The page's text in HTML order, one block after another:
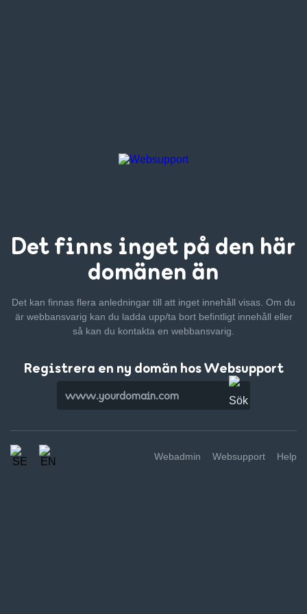
Det finns inget på den här
domänen än
Det kan finnas flera anledningar till att inget innehåll visas. Om du
är webbansvarig kan du ladda upp/ta bort befintligt innehåll eller
så kan du kontakta en webbansvarig.
Registrera en ny domän hos Websupport
Webadmin Websupport Help